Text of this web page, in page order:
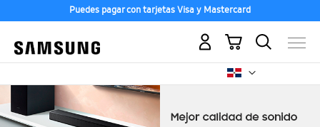
Puedes pagar con tarjetas Visa y Mastercard
Mi carrito